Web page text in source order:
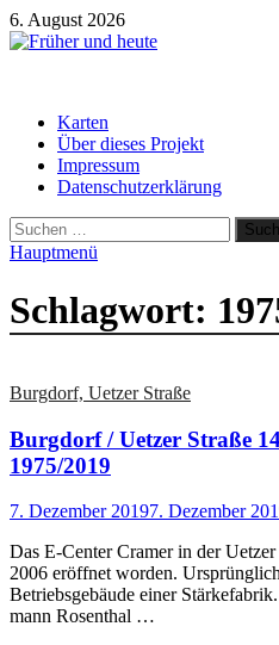
Zum
Inhalt
6. August 2026
Karten
Über dieses Projekt
Impressum
Datenschutzerklärung
Suchen
nach:
Hauptmenü
Schlagwort:
Burgdorf, Uetzer Straße
Burgdorf / Uetzer Straße
1975/2019
7. Dezember 20197. Dezember
Das E-Center Cramer in der
2006 eröffnet worden.
Betriebsgebäude einer
mann Rosenthal …